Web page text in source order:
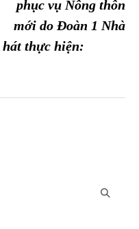
phục vụ Nông thôn
mới do Đoàn 1 Nhà
hát thực hiện: